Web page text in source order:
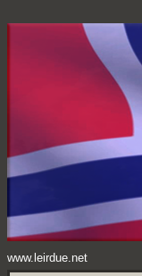
www.leirdue.net